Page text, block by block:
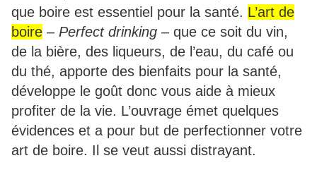
que boire est essentiel pour la santé. L’art de
boire – Perfect drinking – que ce soit du vin,
de la bière, des liqueurs, de l’eau, du café ou
du thé, apporte des bienfaits pour la santé,
développe le goût donc vous aide à mieux
profiter de la vie. L’ouvrage émet quelques
évidences et a pour but de perfectionner votre
art de boire. Il se veut aussi distrayant.